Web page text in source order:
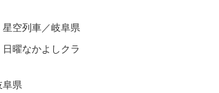
空列車／岐阜県
曜なかよしクラ
阜県